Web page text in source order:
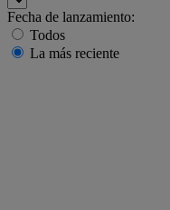
Fecha de lanzamiento:
Todos
La más reciente